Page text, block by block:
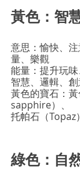
黃色：智
意思：愉快、
量、樂觀
能量：提升玩味
智慧、邏輯、
黃色的寶石：
sapphire）、
托帕石（
綠色：自